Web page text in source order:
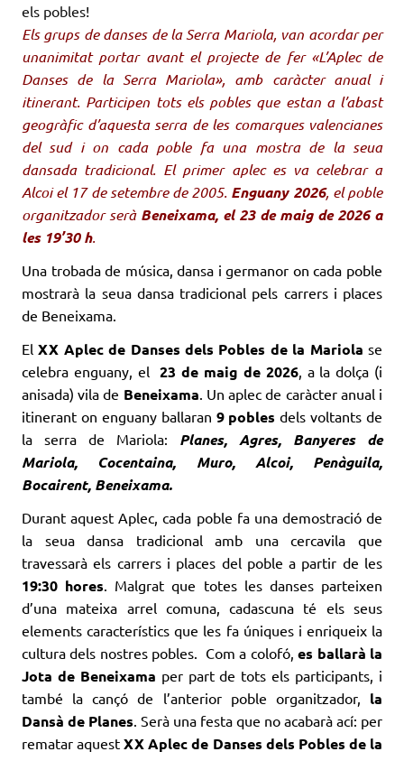
els pobles!
Els grups de danses de la Serra Mariola, van acordar per
unanimitat portar avant el projecte de fer «L’Aplec de
Danses de la Serra Mariola», amb caràcter anual i
itinerant. Participen tots els pobles que estan a l’abast
geogràfic d’aquesta serra de les comarques valencianes
del sud i on cada poble fa una mostra de la seua
dansada tradicional. El primer aplec es va celebrar a
Alcoi el 17 de setembre de 2005. Enguany 2026, el poble
organitzador serà Beneixama, el 23 de maig de 2026 a
les 19’30 h.
Una trobada de música, dansa i germanor on cada poble
mostrarà la seua dansa tradicional pels carrers i places
de Beneixama.
ElXX Aplec de Danses dels Pobles de la Mariola se
celebra enguany, el23 de maig de 2026, a la dolça (i
anisada) vila de Beneixama . Un aplec de caràcter anual i
itinerant on enguany ballaran 9 pobles dels voltants de
la serra de Mariola: Planes, Agres, Banyeres de
Mariola, Cocentaina, Muro, Alcoi, Penàguila,
Bocairent, Beneixama.
Durant aquest Aplec, cada poble fa una demostració de
la seua dansa tradicional amb una cercavila que
travessarà els carrers i places del poble a partir de les
19:30 hores . Malgrat que totes les danses parteixen
d’una mateixa arrel comuna, cadascuna té els seus
elements característics que les fa úniques i enriqueix la
cultura dels nostres pobles. Com a colofó,es ballarà la
Jota de Beneixama per part de tots els participants, i
també la cançó de l’anterior poble organitzador, la
Dansà de Planes . Serà una festa que no acabarà ací: per
rematar aquestXX Aplec de Danses dels Pobles de la